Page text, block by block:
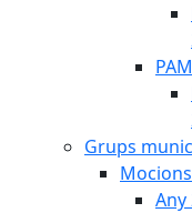
Grups
Any